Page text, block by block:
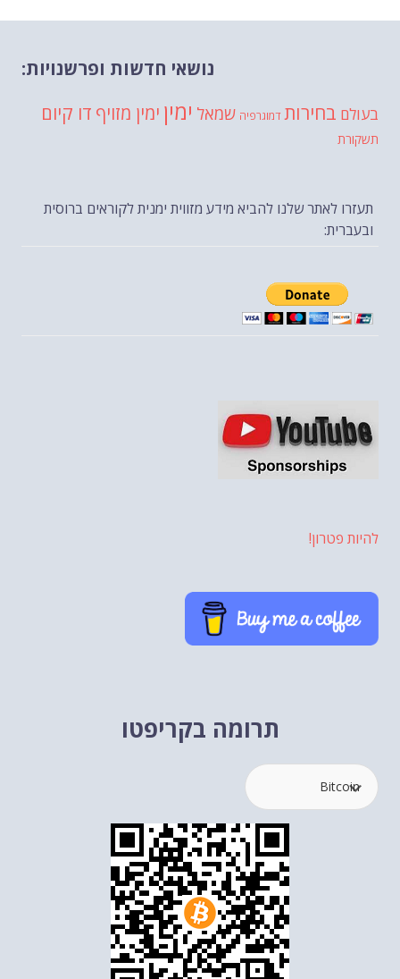
נושאי חדשות ופרשנויות:
בעולם בחירות דמוגרפיה שמאל ימין ימין מזויף דו קיום
תשקורת
תעזרו לאתר שלנו להביא מידע מזווית ימנית לקוראים ברוסית
ובעברית:
להיות פטרון!
תרומה בקריפטו